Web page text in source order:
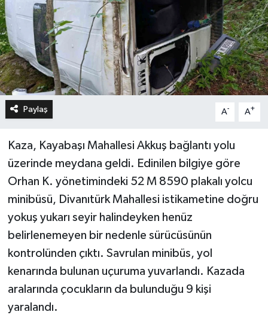
Paylaş A- A+
Kaza, Kayabaşı Mahallesi Akkuş bağlantı yolu
üzerinde meydana geldi. Edinilen bilgiye göre
Orhan K. yönetimindeki 52 M 8590 plakalı yolcu
minibüsü, Divanıtürk Mahallesi istikametine doğru
yokuş yukarı seyir halindeyken henüz
belirlenemeyen bir nedenle sürücüsünün
kontrolünden çıktı. Savrulan minibüs, yol
kenarında bulunan uçuruma yuvarlandı. Kazada
aralarında çocukların da bulunduğu 9 kişi
yaralandı.